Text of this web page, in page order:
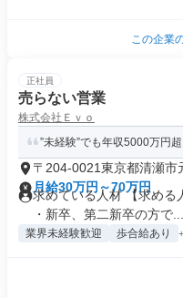
この企業
正社員
売らない営業
株式会社Ｅｖｏ
”未経験”でも年収5000万円
〒204-0021東京都清瀬市
月給30万円～70万円
求めている人材 【求める
・新卒、第二新卒の方で...
業界未経験歓迎 歩合給あり